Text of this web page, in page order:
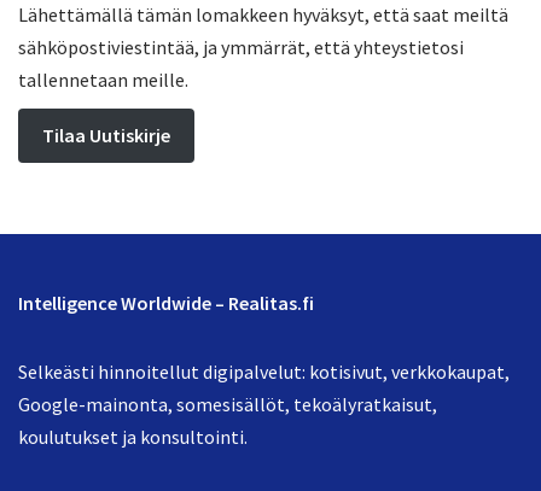
Lähettämällä tämän lomakkeen hyväksyt, että saat meiltä
sähköpostiviestintää, ja ymmärrät, että yhteystietosi
tallennetaan meille.
Tilaa Uutiskirje
Intelligence Worldwide – Realitas.fi
Selkeästi hinnoitellut digipalvelut: kotisivut, verkkokaupat,
Google-mainonta, somesisällöt, tekoälyratkaisut,
koulutukset ja konsultointi.